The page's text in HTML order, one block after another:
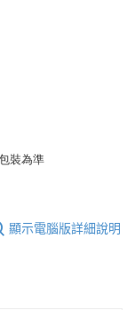
裝為準
顯示電腦版詳細說明